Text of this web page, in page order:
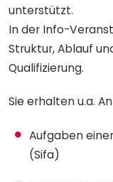
unterstützt.
In der Info-
Struktur, Ablauf
Qualifizierung.
Sie erhalten u.a.
Aufgaben
(Sifa)